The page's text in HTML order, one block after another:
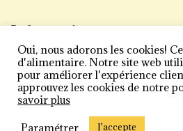
Informations
Mentions légales
Politique de confidentialité
Conditions générales de vente
Plan du site
Oui, nous adorons les cookies!
d'alimentaire. Notre site web
pour améliorer l'expérience
approuvez les cookies de notre
savoir plus
Paramétrer
J'accepte